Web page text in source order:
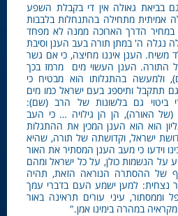
בביאת גאולה אין די בקבלת השפע
אמיתית מתחילה בהתנחלות בלבבות
במחיר הדרך הארוכה ממנה לא מפחד
נגלה ה' במתן תורה בעב הענן וסיבת
משיח. הענן איננו מחיצה, כי אם גשר
התורה. הענן העשוי מים מרמז בכך
ולמעשה בהתגלותו הוא מבטיח כי
תתקבל ותיספג בעם ישראל כמו מים
ביטוי גם בלשונות של הרב (שם):
האורה), הן הן גילויה … כי העב
הוא הוא הענן המכין את ההתגלות
ישראל, וקדושתה של תורה, שהיא
וידעו כי מעב הענן המסתיר את האור
על הנשמות כולן, על כל ישראל ומהם
של ההסתרה הנוראה הזאת, תהיה
נצחית: למען ישמע העם בדברי עמך
וממסתור, עיני עורים תראינה באור
במהרה בימינו אמן."